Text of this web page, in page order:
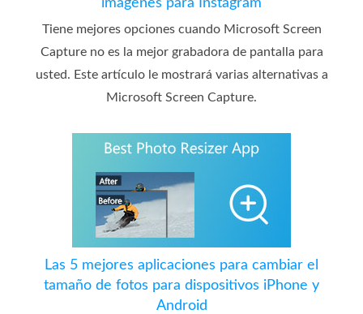
Tiene mejores opciones cuando Microsoft Screen
Capture no es la mejor grabadora de pantalla para
usted. Este artículo le mostrará varias alternativas a
Microsoft Screen Capture.
Las 5 mejores aplicaciones para cambiar el
tamaño de fotos para dispositivos iPhone y
Android